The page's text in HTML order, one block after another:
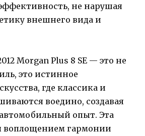
не нарушая
внешнего вида и
Morgan Plus 8 SE — это не
это истинное
где классика и
воедино, создавая
опыт. Эта
воплощением гармонии